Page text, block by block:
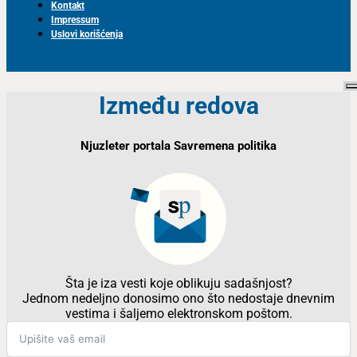
Kontakt
Impressum
Uslovi korišćenja
Između redova
Njuzleter portala Savremena politika
Šta je iza vesti koje oblikuju sadašnjost?
Jednom nedeljno donosimo ono što nedostaje dnevnim
vestima i šaljemo elektronskom poštom.